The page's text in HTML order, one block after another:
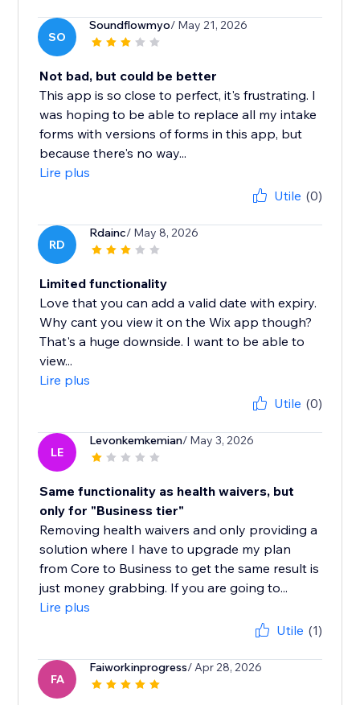
SO
Soundflowmyo/ May 21, 2026
Not bad, but could be better
This app is so close to perfect, it's frustrating. I
was hoping to be able to replace all my intake
forms with versions of forms in this app, but
because there's no way...
Lire plus
Utile (0)
RD
Rdainc/ May 8, 2026
Limited functionality
Love that you can add a valid date with expiry.
Why cant you view it on the Wix app though?
That's a huge downside. I want to be able to
view...
Lire plus
Utile (0)
LE
Levonkemkemian/ May 3, 2026
Same functionality as health waivers, but
only for "Business tier"
Removing health waivers and only providing a
solution where I have to upgrade my plan
from Core to Business to get the same result is
just money grabbing. If you are going to...
Lire plus
Utile (1)
FA
Faiworkinprogress/ Apr 28, 2026